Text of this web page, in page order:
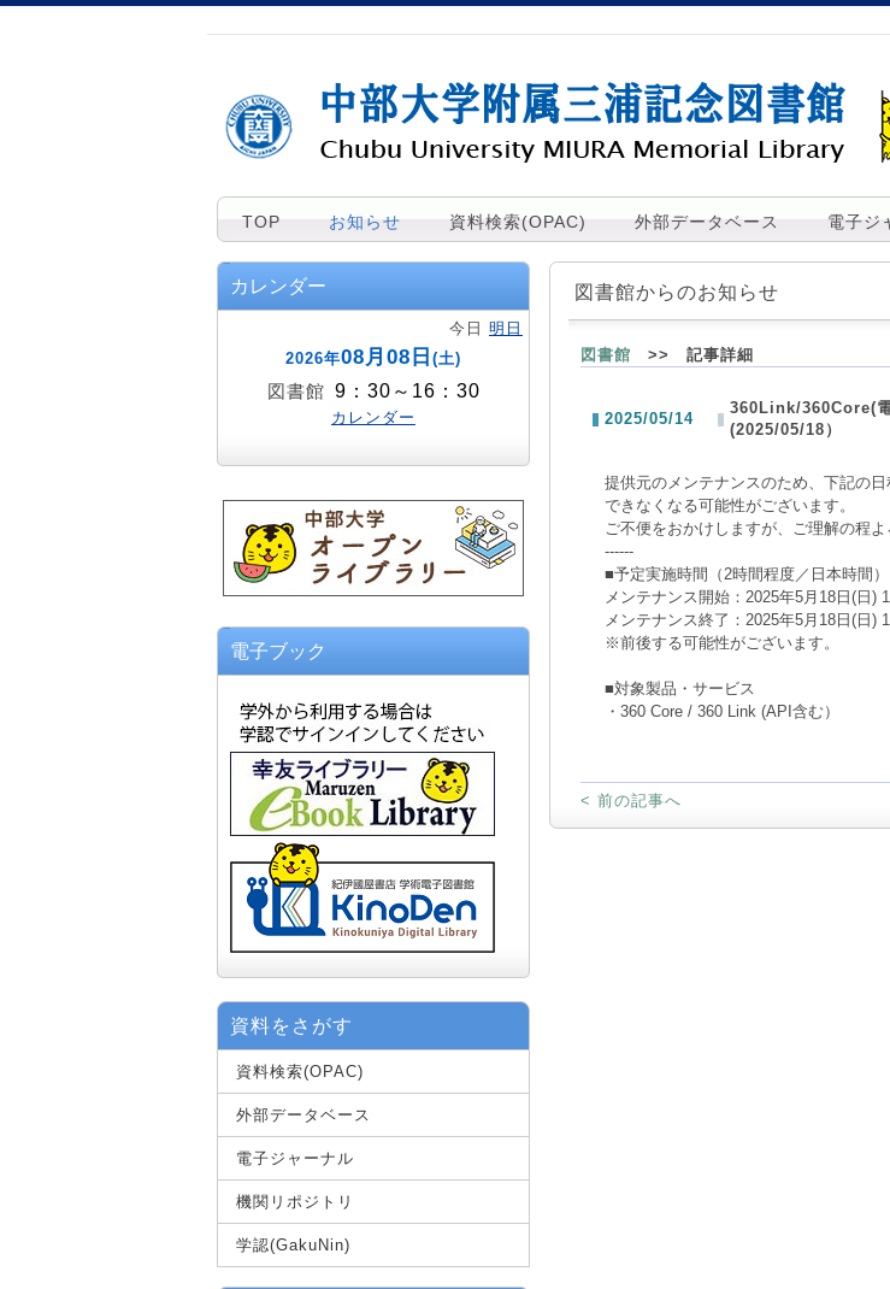
TOP お知らせ 資料検索(OPAC) 外部データベース 電子ジ
カレンダー
今日 明日
2026年08月08日 (土)
図書館 9：30～16：30
カレンダー
電子ブック
資料をさがす
資料検索(OPAC)
外部データベース
電子ジャーナル
機関リポジトリ
学認(GakuNin)
図書館からのお知らせ
図書館 >> 記事詳細
2025/05/14
360Link/360Core(
(2025/05/18）
提供元のメンテナンスのため、下記の
できなくなる可能性がございます。
ご不便をおかけしますが、ご理解の程よ
------
■予定実施時間（2時間程度／日本時間）
メンテナンス開始：2025年5月18日(日)
メンテナンス終了：2025年5月18日(日)
※前後する可能性がございます。
■対象製品・サービス
・360 Core / 360 Link (API含む）
< 前の記事へ